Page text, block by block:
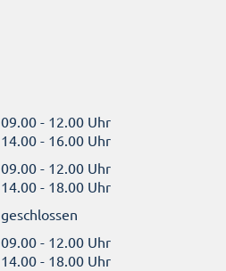
09.00 - 12.00 Uhr
14.00 - 16.00 Uhr
09.00 - 12.00 Uhr
14.00 - 18.00 Uhr
geschlossen
09.00 - 12.00 Uhr
14.00 - 18.00 Uhr